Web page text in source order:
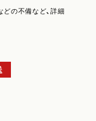
どの不備など、詳細